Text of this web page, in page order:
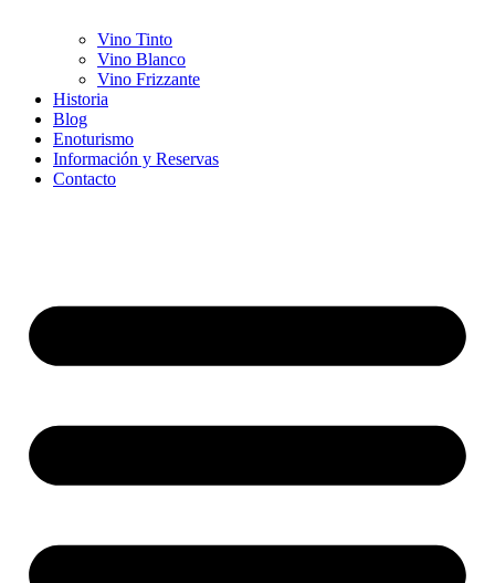
Vino Tinto
Vino Blanco
Vino Frizzante
Historia
Blog
Enoturismo
Información y Reservas
Contacto